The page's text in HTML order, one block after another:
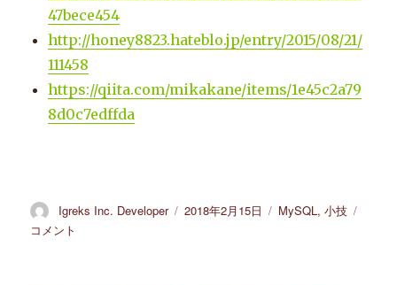
47bece454
http://honey8823.hateblo.jp/entry/2015/08/21/
111458
https://qiita.com/mikakane/items/1e45c2a79
8d0c7edffda
投
稿
Igreks Inc. Developer
投
2018年2月15日
カ
MySQL,小技
コメント